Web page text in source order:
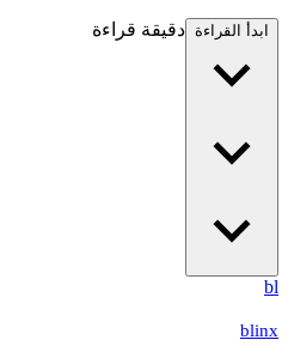
ابدأ القراءة دقيقة قراءة
bl
blinx